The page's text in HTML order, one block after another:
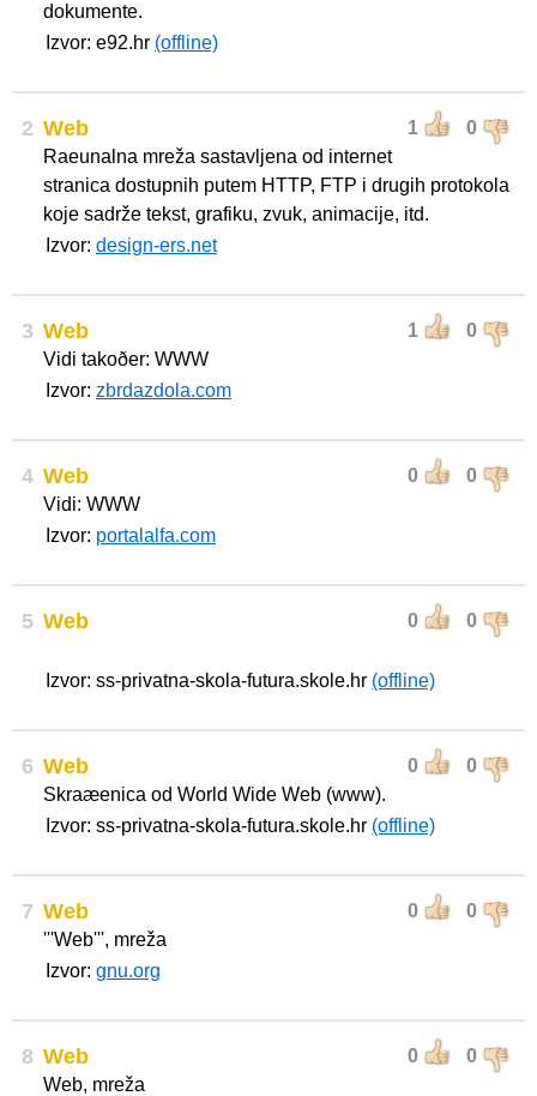
dokumente.
Izvor: e92.hr (offline)
2 1 0
Web
Raeunalna mreža sastavljena od internet
stranica dostupnih putem HTTP, FTP i drugih protokola
koje sadrže tekst, grafiku, zvuk, animacije, itd.
Izvor: design-ers.net
3 1 0
Web
Vidi takoðer: WWW
Izvor: zbrdazdola.com
4 0 0
Web
Vidi: WWW
Izvor: portalalfa.com
5 0 0
Web
Izvor: ss-privatna-skola-futura.skole.hr (offline)
6 0 0
Web
Skraæenica od World Wide Web (www).
Izvor: ss-privatna-skola-futura.skole.hr (offline)
7 0 0
Web
'''Web''', mreža
Izvor: gnu.org
8 0 0
Web
Web, mreža